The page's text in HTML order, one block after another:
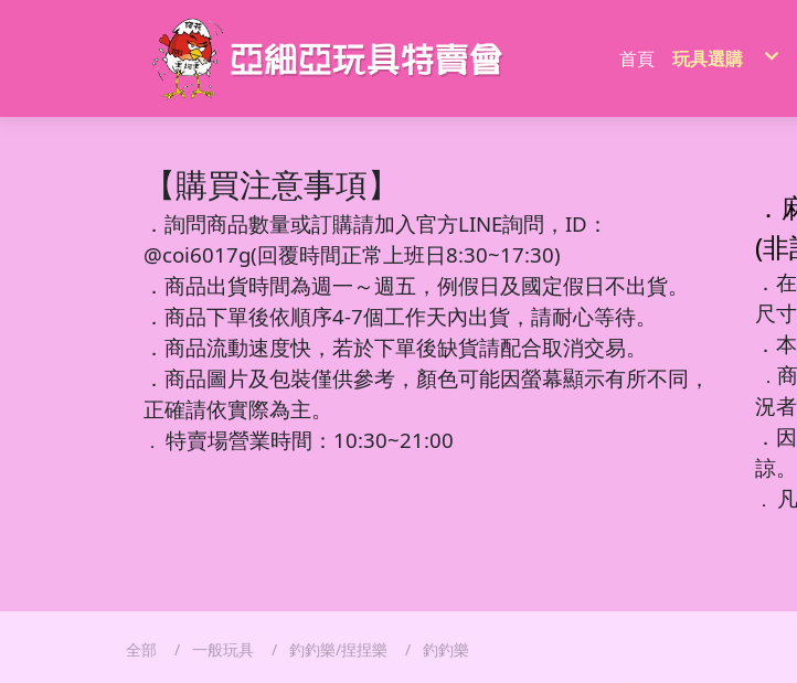
首頁 玩具選購
射擊玩具
【購買注意事項】
． 詢問商品數量或訂購請加入官方LINE詢問，ID：
@coi6017g(回覆時間正常上班日8:30~17:30)
．商品出貨時間為週一～週五，例假日及國定假日不出貨。
．商品下單後依順序4-7個工作天內出貨，請耐心等待。
．商品流動速度快，若於下單後缺貨請配合取消交易。
．商品圖片及包裝僅供參考，顏色可能因螢幕顯示有所不同，
正確請依實際為主。
． 特賣場營業時間：10:30~21:00
(非
．
尺
．
．
況
．
諒。
．
全部 一般玩具 釣釣樂/捏捏樂 釣釣樂